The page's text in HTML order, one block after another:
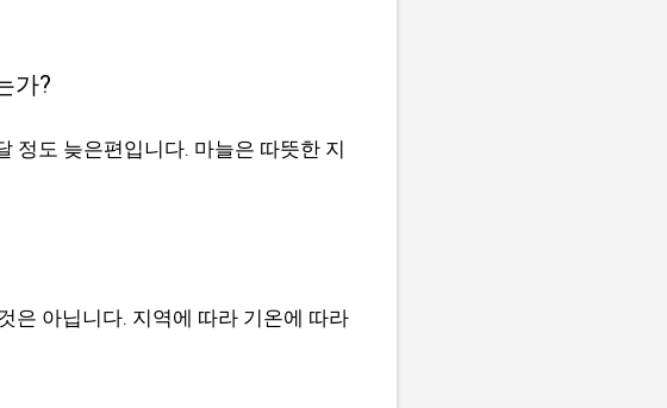
가?
정도 늦은편입니다. 마늘은 따뜻한 지
은 아닙니다. 지역에 따라 기온에 따라